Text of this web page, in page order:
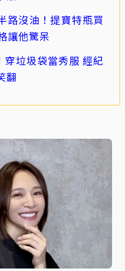
路沒油！提寶特瓶買
讓他驚呆
穿垃圾袋當秀服 經紀
翻